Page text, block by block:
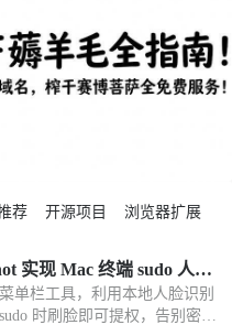
荐 开源项目 浏览器扩展
实现 Mac 终端 sudo 人脸
单栏工具，利用本地人脸识别
时刷脸即可提权，告别密码